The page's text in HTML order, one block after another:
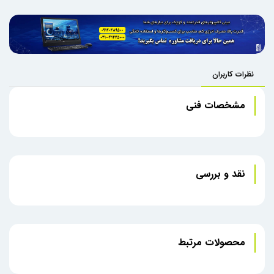
نظرات کاربران
مشخصات فنی
نقد و بررسی
محصولات مرتبط